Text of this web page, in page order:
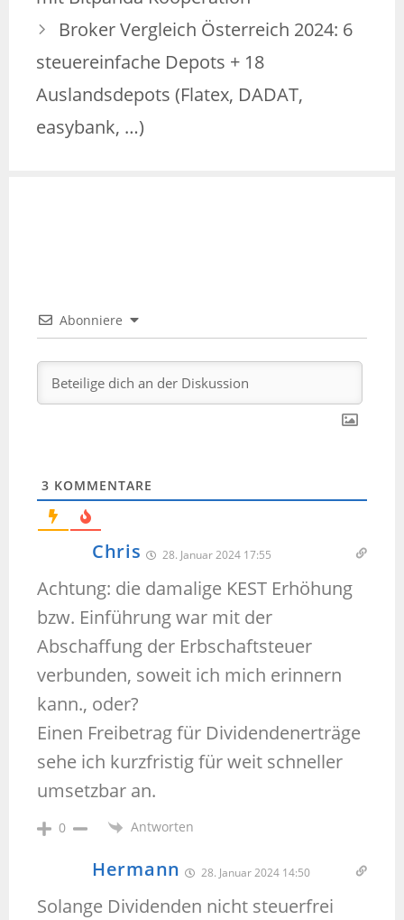
Broker Vergleich Österreich 2024: 6
steuereinfache Depots + 18
Auslandsdepots (Flatex, DADAT,
easybank, …)
Abonniere
3 KOMMENTARE
Chris 28. Januar 2024 17:55
Achtung: die damalige KEST Erhöhung
bzw. Einführung war mit der
Abschaffung der Erbschaftsteuer
verbunden, soweit ich mich erinnern
kann., oder?
Einen Freibetrag für Dividendenerträge
sehe ich kurzfristig für weit schneller
umsetzbar an.
0 Antworten
Hermann 28. Januar 2024 14:50
Solange Dividenden nicht steuerfrei